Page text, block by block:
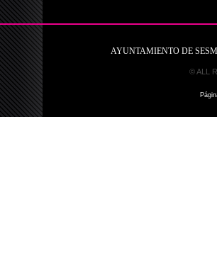
AYUNTAMIENTO DE
© ALL